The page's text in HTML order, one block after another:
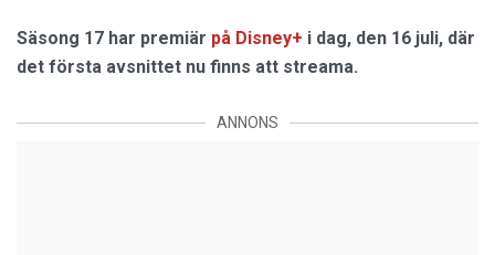
Säsong 17 har premiär på Disney+ i dag, den 16 juli, där
det första avsnittet nu finns att streama.
ANNONS